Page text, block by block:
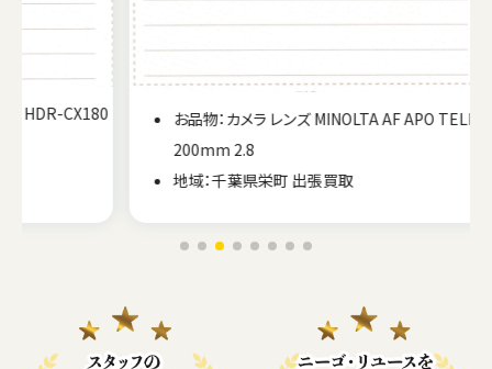
お品物：カメラ レンズ MINOLTA AF APO TELE
200mm 2.8
地域：千葉県栄町 出張買取